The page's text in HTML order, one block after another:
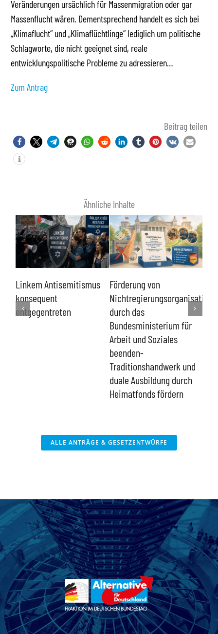
Veränderungen ursächlich für Massenmigration oder gar
Massenflucht wären. Dementsprechend handelt es sich bei
„Klimaflucht“ und „Klimaflüchtlinge“ lediglich um politische
Schlagworte, die nicht geeignet sind, reale
entwicklungspolitische Probleme zu adressieren…
Zum Antrag
Beitrag teilen
Ähnliche Inhalte
Linkem Antisemitismus
konsequent
entgegentreten
Förderung von
durch das
Bundesministerium für
Arbeit und Soziales
beenden-
Traditionshandwerk und
duale Ausbildung durch
Heimatfonds fördern
ALLE ANTRÄGE & GESETZENTWÜRFE